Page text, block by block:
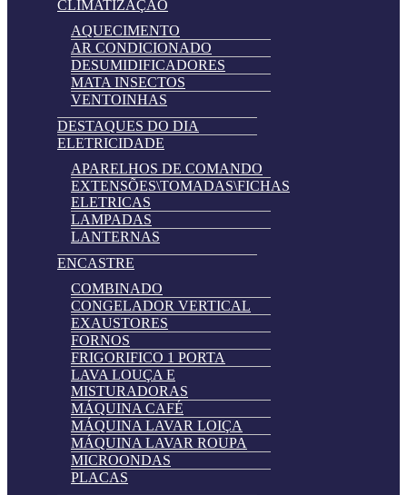
CLIMATIZAÇÃO
AQUECIMENTO
AR CONDICIONADO
DESUMIDIFICADORES
MATA INSECTOS
VENTOINHAS
DESTAQUES DO DIA
ELETRICIDADE
APARELHOS DE COMANDO
EXTENSÕES\TOMADAS\FICHAS
ELETRICAS
LAMPADAS
LANTERNAS
ENCASTRE
COMBINADO
CONGELADOR VERTICAL
EXAUSTORES
FORNOS
FRIGORIFICO 1 PORTA
LAVA LOUÇA E
MISTURADORAS
MÁQUINA CAFÉ
MÁQUINA LAVAR LOIÇA
MÁQUINA LAVAR ROUPA
MICROONDAS
PLACAS